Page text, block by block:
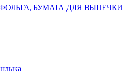
БУМАГА ДЛЯ ВЫПЕЧКИ